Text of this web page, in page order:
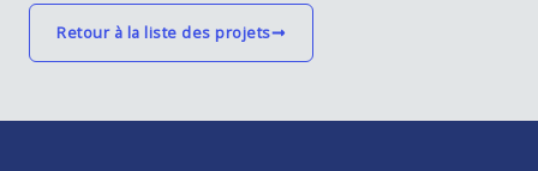
Retour à la liste des projets